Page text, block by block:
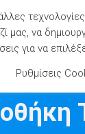
να
για να
Ρυθμίσεις